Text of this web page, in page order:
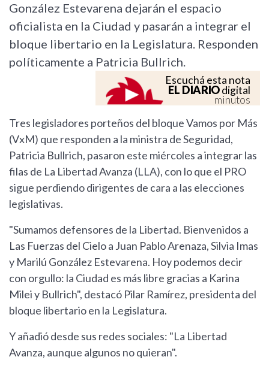
González Estevarena dejarán el espacio
oficialista en la Ciudad y pasarán a integrar el
bloque libertario en la Legislatura. Responden
políticamente a Patricia Bullrich.
Escuchá esta nota
EL DIARIOdigital
minutos
Tres legisladores porteños del bloque Vamos por Más
(VxM) que responden a la ministra de Seguridad,
Patricia Bullrich, pasaron este miércoles a integrar las
filas de La Libertad Avanza (LLA), con lo que el PRO
sigue perdiendo dirigentes de cara a las elecciones
legislativas.
"Sumamos defensores de la Libertad. Bienvenidos a
Las Fuerzas del Cielo a Juan Pablo Arenaza, Silvia Imas
y Marilú González Estevarena. Hoy podemos decir
con orgullo: la Ciudad es más libre gracias a Karina
Milei y Bullrich", destacó Pilar Ramírez, presidenta del
bloque libertario en la Legislatura.
Y añadió desde sus redes sociales: "La Libertad
Avanza, aunque algunos no quieran".